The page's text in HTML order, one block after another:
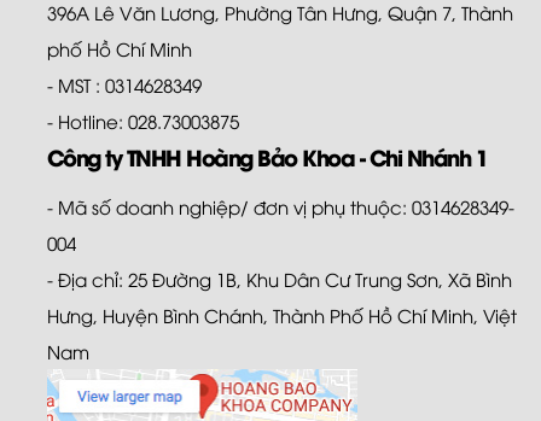
396A Lê Văn Lương, Phường Tân Hưng, Quận 7, Thành
phố Hồ Chí Minh
- MST : 0314628349
- Hotline: 028.73003875
Công ty TNHH Hoàng Bảo Khoa - Chi Nhánh 1
- Mã số doanh nghiệp/ đơn vị phụ thuộc: 0314628349-
004
- Địa chỉ: 25 Đường 1B, Khu Dân Cư Trung Sơn, Xã Bình
Hưng, Huyện Bình Chánh, Thành Phố Hồ Chí Minh, Việt
Nam